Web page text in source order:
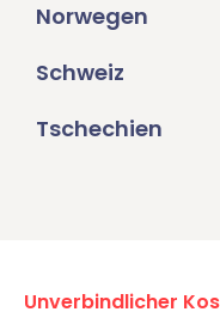
Norwegen
Schweiz
Tschechien
Unverbindlicher